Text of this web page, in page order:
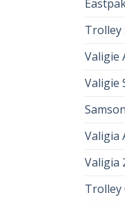
Trolley
Valigie
Valigie
Valigia
Valigia
Trolley